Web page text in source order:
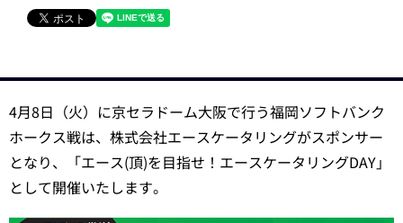
4月8日（火）に京セラドーム大阪で行う福岡ソフトバンク
ホークス戦は、株式会社エースケータリングがスポンサー
となり、「エース(頂)を目指せ！エースケータリングDAY」
として開催いたします。